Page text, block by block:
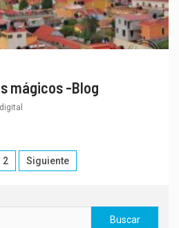
mágicos -Blog
2 Siguiente